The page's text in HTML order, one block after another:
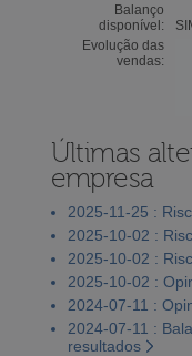
Balanço
disponível:
Evolução das
vendas:
Últimas
empresa
2025-11-25 :
2025-10-02 :
2025-10-02 :
2025-10-02 :
2024-07-11 :
2024-07-11 :
resultados